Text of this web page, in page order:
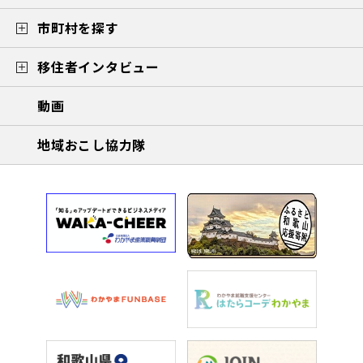
市町村を探す
移住者インタビュー
動画
地域おこし協力隊